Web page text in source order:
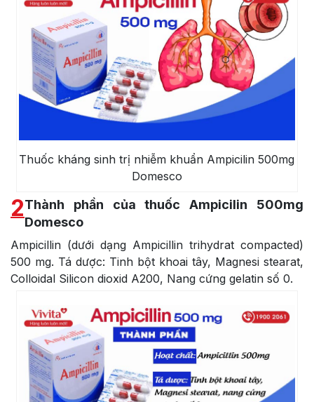
Thuốc kháng sinh trị nhiễm khuẩn Ampicilin 500mg
Domesco
2Thành phần của thuốc Ampicilin 500mg
Domesco
Ampicillin (dưới dạng Ampicillin trihydrat compacted)
500 mg. Tá dược: Tinh bột khoai tây, Magnesi stearat,
Colloidal Silicon dioxid A200, Nang cứng gelatin số 0.